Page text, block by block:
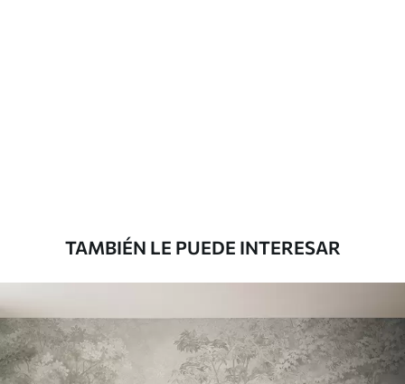
Vinilo Premium
1266.67$760.00/m²
Peel and Stick
1533.33$920.00
TAMBIÉN LE PUEDE INTERESAR